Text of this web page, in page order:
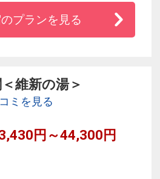
れた大事な舞台で登場して
贅沢なひと時をお届けい
プランを見る
維新の湯＞
ミを見る
円～44,300円